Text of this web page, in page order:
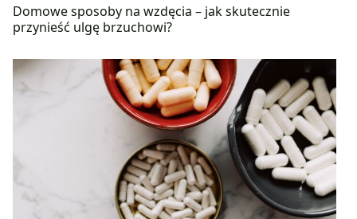
Domowe sposoby na wzdęcia – jak skutecznie
przynieść ulgę brzuchowi?